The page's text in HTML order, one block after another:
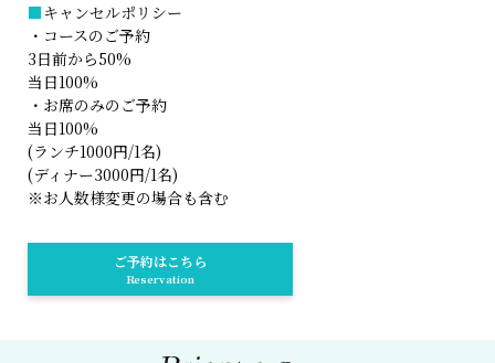
■キャンセルポリシー
・コースのご予約
3日前から50%
当日100%
・お席のみのご予約
当日100%
(ランチ1000円/1名)
(ディナー3000円/1名)
※お人数様変更の場合も含む
ご予約はこちら
Reservation